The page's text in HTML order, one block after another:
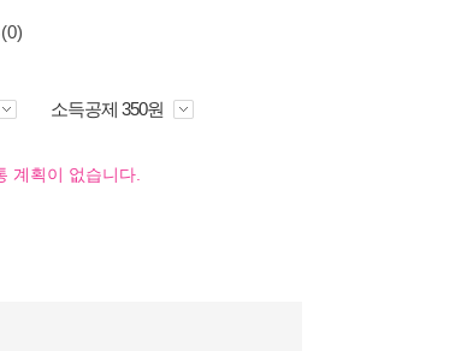
소득공제 350원
계획이 없습니다.